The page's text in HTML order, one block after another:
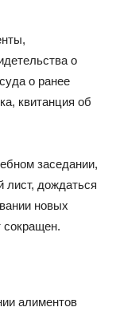
о
о ранее
квитанция об
заседании,
лист, дождаться
новых
сокращен.
алиментов